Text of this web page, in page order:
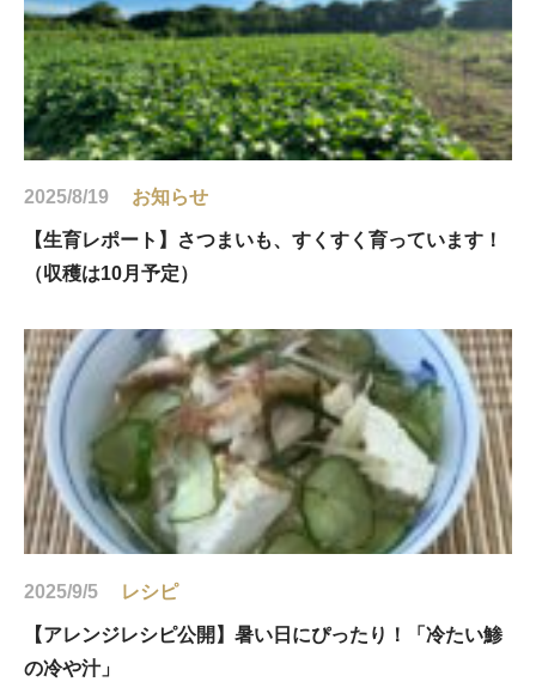
2025/8/19 お知らせ
【生育レポート】さつまいも、すくすく育っています！
（収穫は10月予定）
2025/9/5 レシピ
【アレンジレシピ公開】暑い日にぴったり！「冷たい鯵
の冷や汁」